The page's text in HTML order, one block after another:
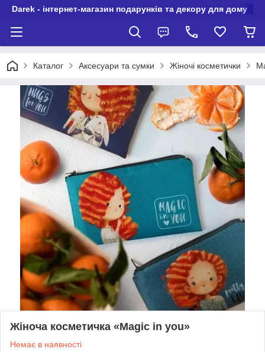
Darek - інтернет-магазин подарунків та декору для дому
Каталог Аксесуари та сумки Жіночі косметички
Жіноча косметичка «Magic in you»
Немає в наявності